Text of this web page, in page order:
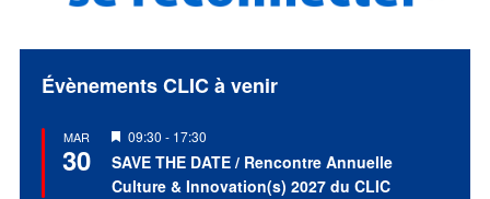
Évènements CLIC à venir
MAR
30
Mis
en
avant
09:30 - 17:30
SAVE THE DATE / Rencontre Annuelle
Culture & Innovation(s) 2027 du CLIC